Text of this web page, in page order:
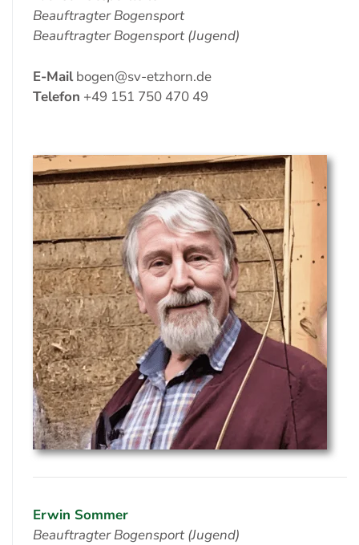
Beauftragter Bogensport
Beauftragter Bogensport (Jugend)
E-Mail bogen@sv-etzhorn.de
Telefon +49 151 750 470 49
Erwin Sommer
Beauftragter Bogensport (Jugend)